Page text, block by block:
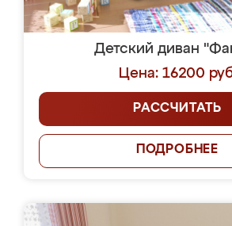
Детский диван
Цена: 16200
РАССЧИТАТЬ
ПОДРОБНЕЕ